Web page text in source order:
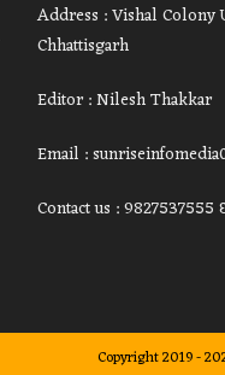
Address : Vishal Colony
Chhattisgarh
Editor : Nilesh Thakkar
Email :
Contact us : 9827537555
Copyright 2019 -